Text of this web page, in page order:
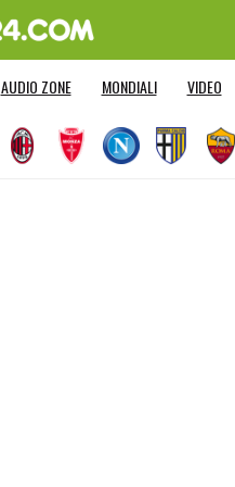
AUDIO ZONE MONDIALI VIDEO